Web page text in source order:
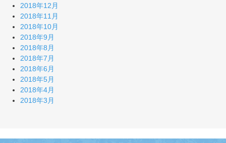
2018年12月
2018年11月
2018年10月
2018年9月
2018年8月
2018年7月
2018年6月
2018年5月
2018年4月
2018年3月